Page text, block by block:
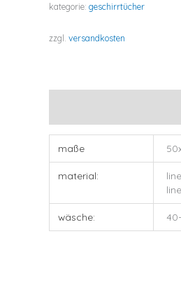
menge
kategorie: geschirrtücher
zzgl. versandkosten
maße
material:
wäsche: